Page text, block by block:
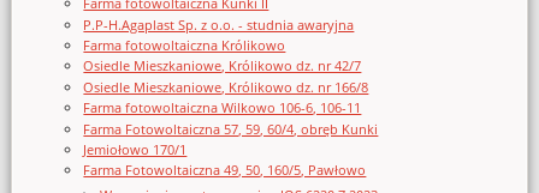
P.P-H.Agaplast Sp. z o.o. - studnia awaryjna
Farma fotowoltaiczna Królikowo
Osiedle Mieszkaniowe, Królikowo dz. nr 42/7
Osiedle Mieszkaniowe, Królikowo dz. nr 166/8
Farma fotowoltaiczna Wilkowo 106-6, 106-11
Farma Fotowoltaiczna 57, 59, 60/4, obręb Kunki
Jemiołowo 170/1
Farma Fotowoltaiczna 49, 50, 160/5, Pawłowo